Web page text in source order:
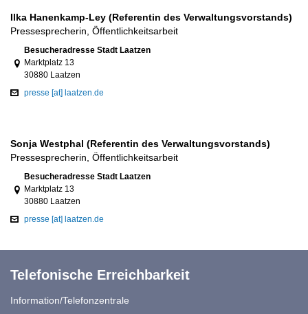
Ilka Hanenkamp-Ley (Referentin des Verwaltungsvorstands)
Pressesprecherin, Öffentlichkeitsarbeit
Link zur Google-Maps Navigation
Besucheradresse Stadt Laatzen
Marktplatz 13
30880 Laatzen
presse [at] laatzen.de
Sonja Westphal (Referentin des Verwaltungsvorstands)
Pressesprecherin, Öffentlichkeitsarbeit
Link zur Google-Maps Navigation
Besucheradresse Stadt Laatzen
Marktplatz 13
30880 Laatzen
presse [at] laatzen.de
Telefonische Erreichbarkeit
Information/Telefonzentrale